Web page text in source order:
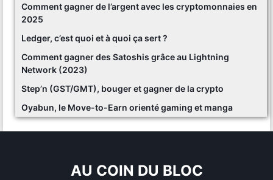
Comment gagner de l’argent avec les cryptomonnaies en
2025
Ledger, c’est quoi et à quoi ça sert ?
Comment gagner des Satoshis grâce au Lightning
Network (2023)
Step’n (GST/GMT), bouger et gagner de la crypto
Oyabun, le Move-to-Earn orienté gaming et manga
AU COIN DU BLOC